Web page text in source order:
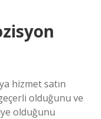
hizmet satın
olduğunu ve
olduğunu